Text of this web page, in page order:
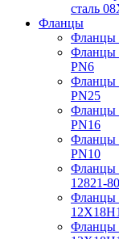
сталь
Фланцы
Фланцы
Фланцы
PN6
Фланцы
PN25
Фланцы
PN16
Фланцы
PN10
Фланцы
12821-80
Фланцы
Фланцы